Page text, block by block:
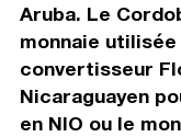
Aruba. Le
monnaie
convertisseur
Nicaraguayen
en NIO ou le